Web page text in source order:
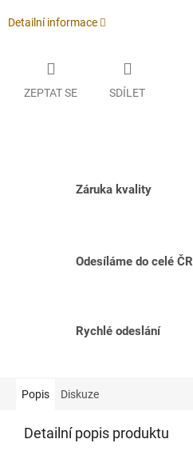
Detailní informace
ZEPTAT SE SDÍLET
Záruka kvality
Odesíláme do celé ČR
Rychlé odeslání
Popis Diskuze
Detailní popis produktu